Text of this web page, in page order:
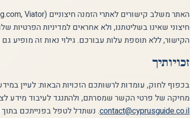
חיצוני שאינו בשליטתנו, ולא אחראים למדיניות
הקישור, ללא תוספת עלות עבורכם. גילוי נאות זה מופיע
זכויותיך
בכפוף לחוק, עומדות לרשותכם הזכויות הבאות: לעיין
מחיקה של פרטי הקשר שמסרתם, ולהתנגד לעיבוד מידע
contact@cyprusguide.co.il. נשתדל לטפל בפנייתכם בתוך 30 יום.